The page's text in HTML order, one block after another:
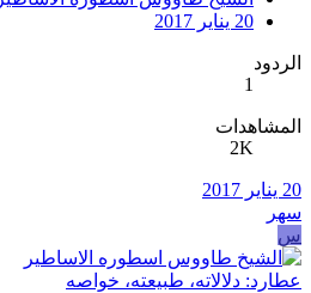
20 يناير 2017
الردود
1
المشاهدات
2K
20 يناير 2017
سهر
س
عطارد: دلالاته، طبيعته، خواصه